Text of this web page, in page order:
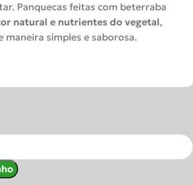
Panquecas feitas com beterraba
natural e nutrientes do vegetal,
maneira simples e saborosa.